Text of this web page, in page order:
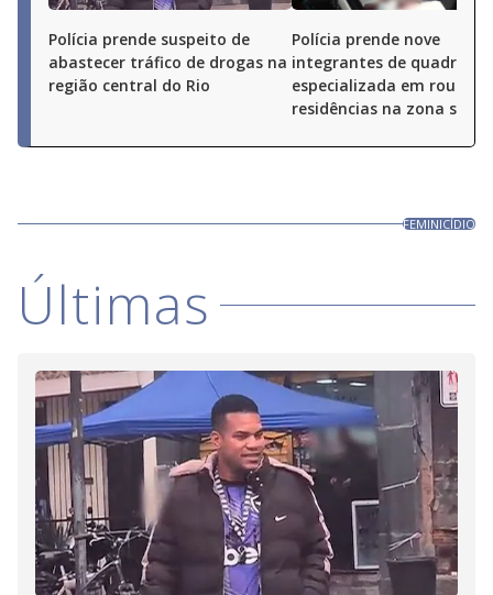
Polícia prende suspeito de
abastecer tráfico de drogas na
região central do Rio
Polícia prende nove
integrantes de quadrilha
especializada em roubos
residências na zona sul
FEMINICÍDIO
Últimas